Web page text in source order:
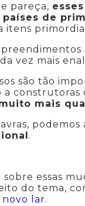
pareça,
de
vez mais
são tão
a
mais
.
essas
do tema,
lar.